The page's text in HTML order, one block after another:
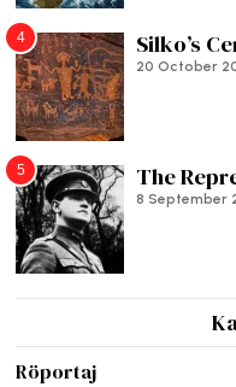
4 Silko’s
20 October
5 The
8 September
Röportaj